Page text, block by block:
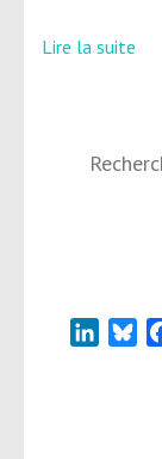
Lire la suite